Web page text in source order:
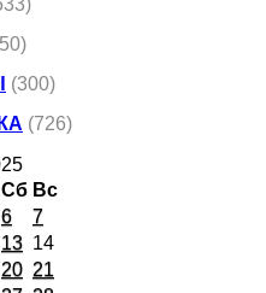
(300)
(726)
Сб Вс
6
7
13 14
20 21